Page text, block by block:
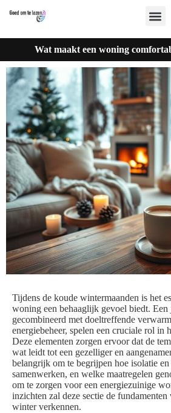
Wat maakt een woning
Tijdens de koude wintermaanden is het
woning een behaaglijk gevoel biedt. Een
gecombineerd met doeltreffende
energiebeheer, spelen een cruciale rol in
Deze elementen zorgen ervoor dat de
wat leidt tot een gezelliger en
belangrijk om te begrijpen hoe isolatie
samenwerken, en welke maatregelen
om te zorgen voor een energiezuinige
inzichten zal deze sectie de
winter verkennen.